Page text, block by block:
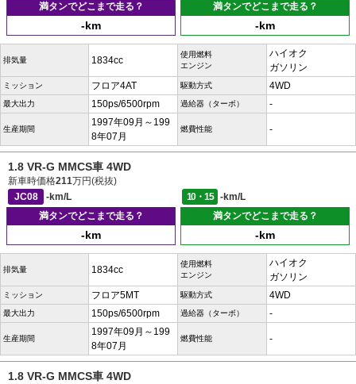
満タンでどこまで走る？
-km
満タンでどこまで走る？
-km
排気量 1834cc
使用燃料
エンジン
ハイオク
ガソリン
ミッション フロア4AT 駆動方式 4WD
最大出力 150ps/6500rpm 過給器（ターボ） -
生産期間
1997年09月～199
8年07月
燃費性能 -
1.8 VR-G MMCS車 4WD
新車時価格211万円(税抜)
JC08
-km/L 10・15
-km/L
満タンでどこまで走る？
-km
満タンでどこまで走る？
-km
排気量 1834cc
使用燃料
エンジン
ハイオク
ガソリン
ミッション フロア5MT 駆動方式 4WD
最大出力 150ps/6500rpm 過給器（ターボ） -
生産期間
1997年09月～199
8年07月
燃費性能 -
1.8 VR-G MMCS車 4WD